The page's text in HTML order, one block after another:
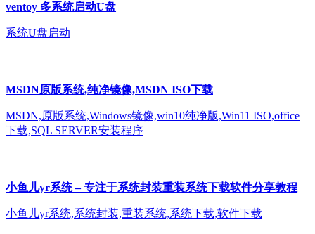
ventoy 多系统启动U盘
系统U盘启动
MSDN原版系统,纯净镜像,MSDN ISO下载
MSDN,原版系统,Windows镜像,win10纯净版,Win11 ISO,office
下载,SQL SERVER安装程序
小鱼儿yr系统 – 专注于系统封装重装系统下载软件分享教程
小鱼儿yr系统,系统封装,重装系统,系统下载,软件下载